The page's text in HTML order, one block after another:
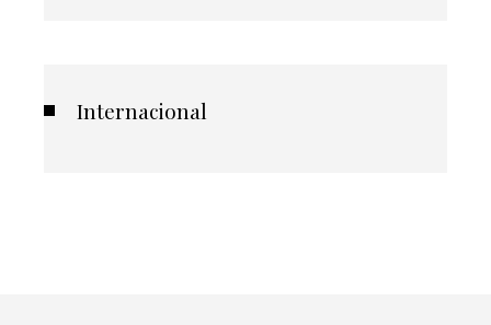
Internacional